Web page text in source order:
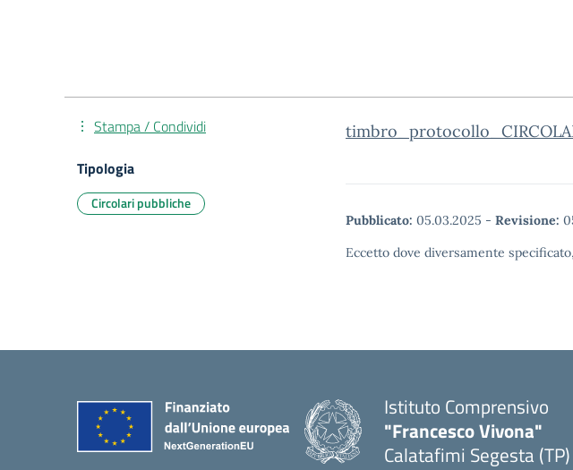
Pubblicato: 05.03.2025 - Revisione:
Eccetto dove diversamente
Stampa / Condividi
Tipologia
Circolari pubbliche
Istituto Comprensivo
"Francesco Vivona"
Calatafimi Segesta (TP)